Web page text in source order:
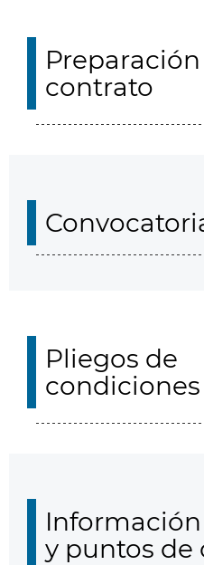
contrato
Pliegos de
condiciones
y puntos de